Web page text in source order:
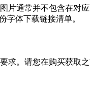
通常并不包含在对
字体下载链接清单。
求。请您在购买获取